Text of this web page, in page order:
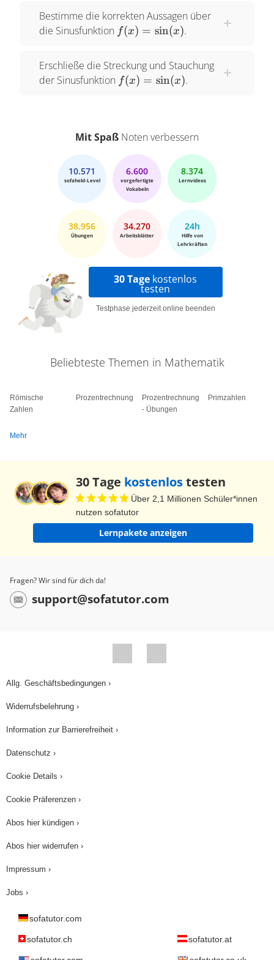
Bestimme die korrekten Aussagen über
die Sinusfunktion f(x)=\text{sin}
f(x) = sin(x).
Erschließe die Streckung und Stauchung
der Sinusfunktion f(x)=\sin(x)
f(x) = sin(x).
Mit Spaß Noten verbessern
10.571
sofaheld-Level
6.600
vorgefertigte
Vokabeln
8.374
Lernvideos
38.956
Übungen
34.270
Arbeitsblätter
24h
Hilfe von
Lehrkräften
30 Tage kostenlos
testen
Testphase jederzeit online beenden
Beliebteste Themen in Mathematik
Römische
Zahlen
Prozentrechnung
Prozentrechnung
- Übungen
Primzahlen
Mehr
30 Tage kostenlostesten
Über 2,1 Millionen Schüler*innen
nutzen sofatutor
Lernpakete anzeigen
Fragen? Wir sind für dich da!
support@sofatutor.com
Allg. Geschäftsbedingungen ›
Widerrufsbelehrung ›
Information zur Barrierefreiheit ›
Datenschutz ›
Cookie Details ›
Cookie Präferenzen ›
Abos hier kündigen ›
Abos hier widerrufen ›
Impressum ›
Jobs ›
sofatutor.com
sofatutor.ch sofatutor.at